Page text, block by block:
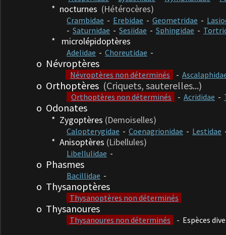
* nocturnes (Hétérocères)
Crambidae - Erebidae - Geometridae -
- Saturnidae - Sesiidae - Sphingidae -
* microlépidoptères
Adelidae - Choreutidae -
o Névroptères
Névroptères non déterminés - Ascalaphida
o Orthoptères (Criquets, sauterelles...)
Orthoptères non déterminés - Acrididae -
o Odonates
* Zygoptères (Demoiselles)
Calopterygidae - Coenagrionidae - Lestidae
* Anisoptères (Libellules)
Libellulidae -
o Phasmes
Bacillidae -
o Thysanoptères
Thysanoptères non déterminés
o Thysanoures
Thysanoures non déterminés - Espèces